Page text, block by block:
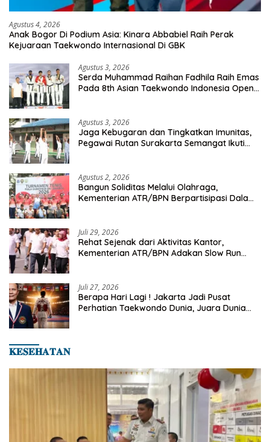
Agustus 4, 2026
Anak Bogor Di Podium Asia: Kinara Abbabiel Raih Perak
Kejuaraan Taekwondo Internasional Di GBK
Agustus 3, 2026
Serda Muhammad Raihan Fadhila Raih Emas
Pada 8th Asian Taekwondo Indonesia Open
Agustus 3, 2026
Jaga Kebugaran dan Tingkatkan Imunitas,
Pegawai Rutan Surakarta Semangat Ikuti
Agustus 2, 2026
Bangun Soliditas Melalui Olahraga,
Kementerian ATR/BPN Berpartisipasi Dalam
Juli 29, 2026
Rehat Sejenak dari Aktivitas Kantor,
Kementerian ATR/BPN Adakan Slow Run
Juli 27, 2026
Berapa Hari Lagi ! Jakarta Jadi Pusat
Perhatian Taekwondo Dunia, Juara Dunia
𝐊𝐄𝐒𝐄𝐇𝐀𝐓𝐀𝐍